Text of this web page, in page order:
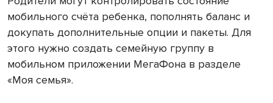
мобильного счёта ребенка, пополнять баланс и
докупать дополнительные опции и пакеты. Для
этого нужно создать семейную группу в
мобильном приложении МегаФона в разделе
«Моя семья».